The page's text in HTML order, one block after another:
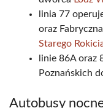
linia 77
oraz
Starego
linie 86A oraz
Poznańskich
Autobusy